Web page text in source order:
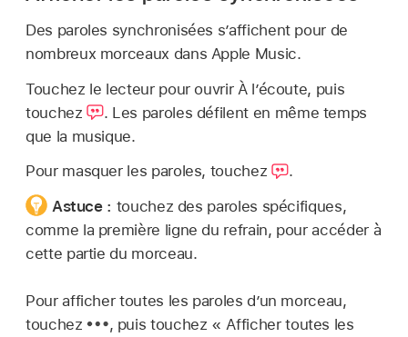
Des paroles synchronisées s’affichent pour de
nombreux morceaux dans Apple Music.
Touchez le lecteur pour ouvrir À l’écoute, puis
touchez
. Les paroles défilent en même temps
que la musique.
Pour masquer les paroles, touchez
.
Astuce : touchez des paroles spécifiques,
comme la première ligne du refrain, pour accéder à
cette partie du morceau.
Pour afficher toutes les paroles d’un morceau,
touchez
, puis touchez « Afficher toutes les